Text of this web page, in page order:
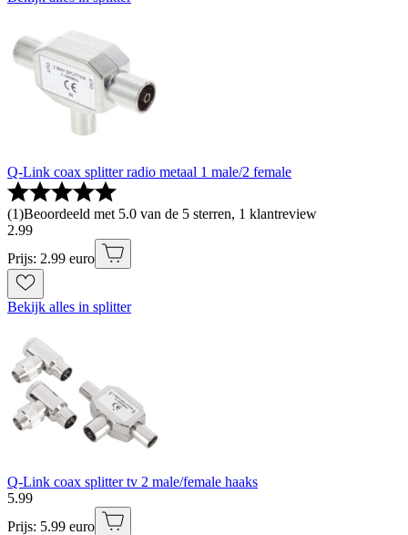
Q-Link coax splitter radio metaal 1 male/2 female
(1)Beoordeeld met 5.0 van de 5 sterren, 1 klantreview
2.99
Prijs: 2.99 euro
Bekijk alles in splitter
Q-Link coax splitter tv 2 male/female haaks
5.99
Prijs: 5.99 euro